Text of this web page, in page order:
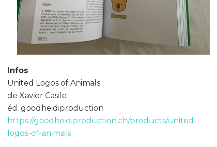
Infos
United Logos of Animals
de Xavier Casile
éd. goodheidiproduction
https://goodheidiproduction.ch/products/united-
logos-of-animals